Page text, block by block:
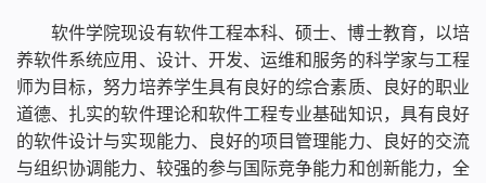
软件学院现设有软件工程本科、硕士、博士教育，以培
养软件系统应用、设计、开发、运维和服务的科学家与工程
师为目标，努力培养学生具有良好的综合素质、良好的职业
道德、扎实的软件理论和软件工程专业基础知识，具有良好
的软件设计与实现能力、良好的项目管理能力、良好的交流
与组织协调能力、较强的参与国际竞争能力和创新能力，全